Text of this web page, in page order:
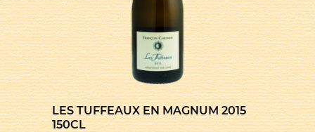
LES TUFFEAUX EN MAGNUM 2015
150CL